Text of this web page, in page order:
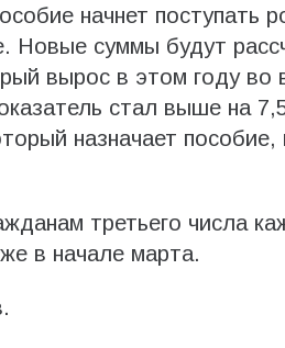
начнет поступать
Новые суммы будут
вырос в этом году во
стал выше на
назначает
третьего числа
в начале марта.